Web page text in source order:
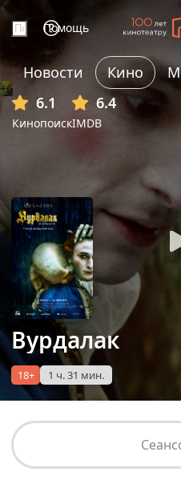
Помощь
Новости Кино
6.1
Кинопоиск
6.4
IMDB
+6
Вурдалак
18+ 1 ч. 31 мин.